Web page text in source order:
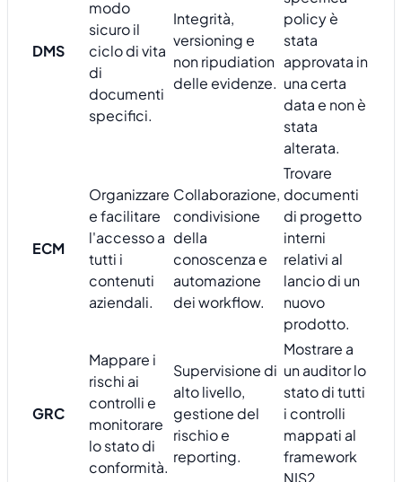
DMS
modo
sicuro il
ciclo di vita
di
documenti
specifici.
Integrità,
versioning e
non ripudiation
delle evidenze.
policy è
stata
approvata in
una certa
data e non è
stata
alterata.
ECM
Organizzare
e facilitare
l'accesso a
tutti i
contenuti
aziendali.
Collaborazione,
condivisione
della
conoscenza e
automazione
dei workflow.
Trovare
documenti
di progetto
interni
relativi al
lancio di un
nuovo
prodotto.
GRC
Mappare i
rischi ai
controlli e
monitorare
lo stato di
conformità.
Supervisione di
alto livello,
gestione del
rischio e
reporting.
Mostrare a
un auditor lo
stato di tutti
i controlli
mappati al
framework
NIS2.